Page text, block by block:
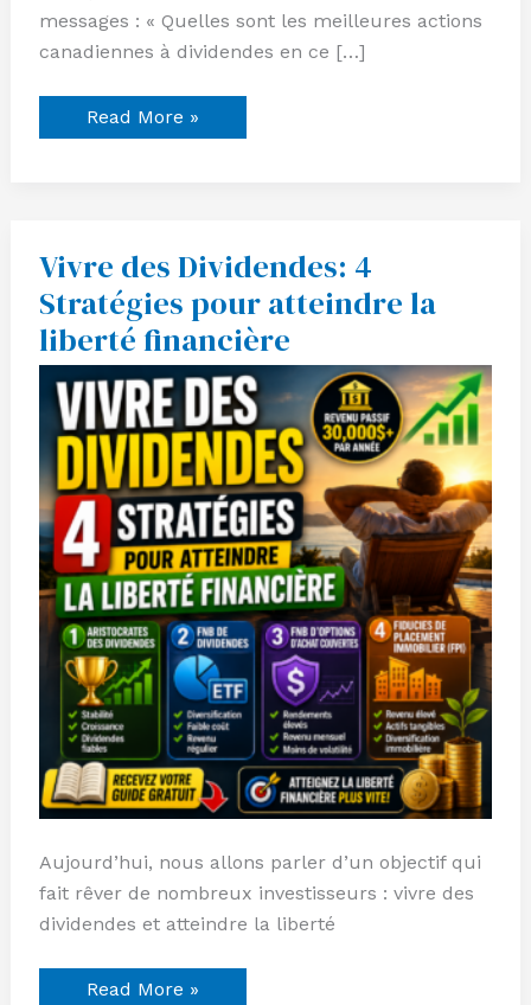
messages : « Quelles sont les meilleures actions
canadiennes à dividendes en ce […]
Read More »
Vivre des Dividendes: 4
Stratégies pour atteindre la
liberté financière
Aujourd’hui, nous allons parler d’un objectif qui
fait rêver de nombreux investisseurs : vivre des
dividendes et atteindre la liberté
des
Dividendes:
4
Stratégies
pour
atteindre
la
liberté
financière
Read More »